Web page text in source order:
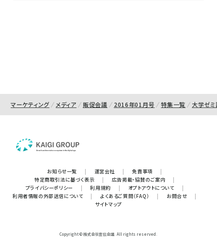
マーケティング メディア 販促会議 2016年01月号 特集一覧 大学ゼ
お知らせ一覧 | 運営会社 | 免責事項
|
特定商取引法に基づく表示
| 広告掲載・協賛のご案内
|
プライバシーポリシー
| 利用規約 | オプトアウトについて
|
利用者情報の外部送信について
| よくあるご質問（FAQ） | お問合せ
|
サイトマップ
Copyright © 株式会社宣伝会議. All rights reserved.